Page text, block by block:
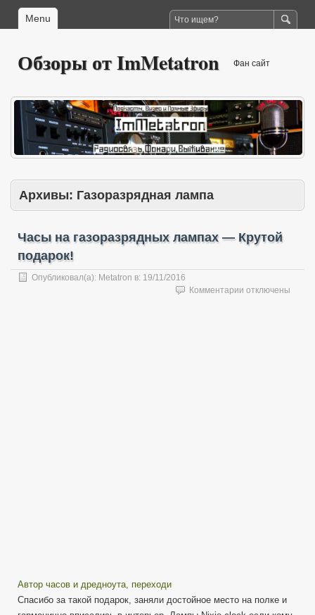
Menu
Обзоры от ImMetatron Фан сайт
Архивы: Газоразрядная лампа
Часы на газоразрядных лампах — Крутой
подарок!
Опубликовал(а): Metatron в: 19/11/2016
Комментарии котключены
Автор часов и дредноута, переходи
Спасибо за такой подарок, заняли достойное место на полке и